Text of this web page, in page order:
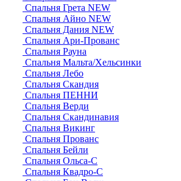
Спальня Грета NEW
Спальня Айно NEW
Спальня Дания NEW
Спальня Ари-Прованс
Спальня Рауна
Спальня Мальта/Хельсинки
Спальня Лебо
Спальня Скандия
Спальня ПЕННИ
Спальня Верди
Спальня Скандинавия
Спальня Викинг
Спальня Прованс
Спальня Бейли
Спальня Ольса-С
Спальня Квадро-С